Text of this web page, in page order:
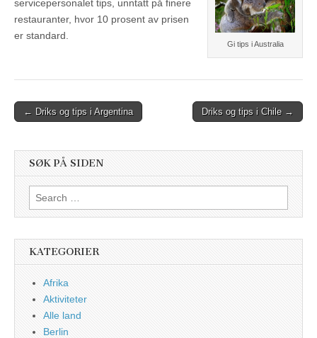
Gi tips i Australia
servicepersonalet tips, unntatt på finere
restauranter, hvor 10 prosent av prisen
er standard.
Post
← Driks og tips i Argentina Driks og tips i Chile →
SØK PÅ SIDEN
Search
for:
KATEGORIER
Afrika
Aktiviteter
Alle land
Berlin